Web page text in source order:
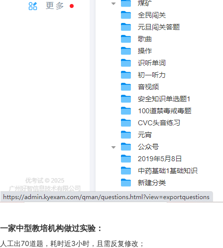
一家中型教培机构做过实验：
人工出70道题，耗时近3小时，且需反复修改；